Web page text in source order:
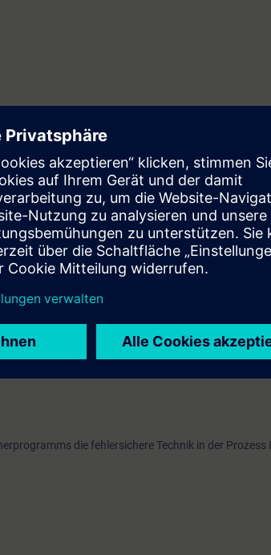
mit PCS neo (OS)
die Programmierung in CFC mit PCS neo (AS)
neo Safety (NEO-SAFETY)"
die fehlersichere Technik in der Prozess